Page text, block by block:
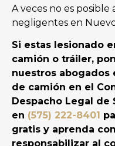
A veces no es
negligentes en
Si estas lesionado
camión o tráiler,
nuestros abogados
de camión en el
Despacho Legal de
en (575) 222-8401
gratis y aprenda
responsabilizar al